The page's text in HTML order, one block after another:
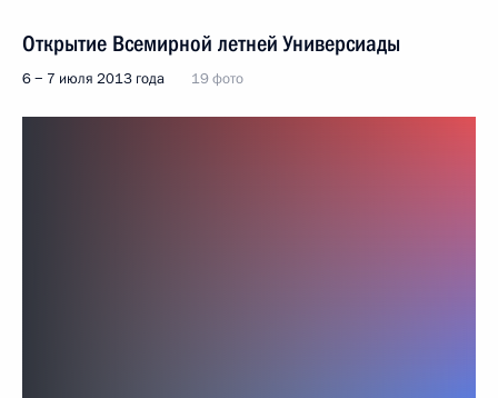
Открытие Всемирной летней Универсиады
6 − 7 июля 2013 года 19 фото